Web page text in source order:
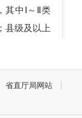
其中Ⅰ～Ⅱ类
县级及以上
。全省68个
，其中9个
省直厅局网站